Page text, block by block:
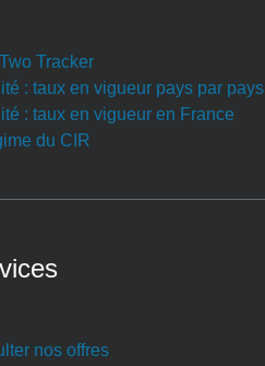
Tracker
: taux en vigueur pays par pays
: taux en vigueur en France
du CIR
nos offres